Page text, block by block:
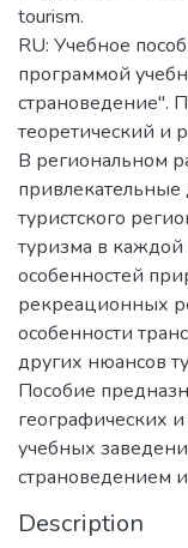
tourism.
RU: Учебное
программой
страноведение".
теоретический и
В региональном
привлекательные
туристского
туризма в
особенностей
рекреационных
особенности
других нюансов
Пособие
географических
учебных
страноведением
Description